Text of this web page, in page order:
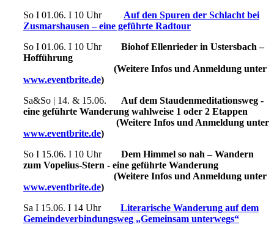
So I 01.06. I 10 Uhr Auf den Spuren der Schlacht bei
Zusmarshausen – eine geführte Radtour
So I 01.06. I 10 Uhr Biohof Ellenrieder in Ustersbach –
Hofführung
(Weitere Infos und Anmeldung unter
www.eventbrite.de)
Sa&So | 14. & 15.06. Auf dem Staudenmeditationsweg -
eine geführte Wanderung wahlweise 1 oder 2 Etappen
(Weitere Infos und Anmeldung unter
www.eventbrite.de)
So I 15.06. I 10 Uhr Dem Himmel so nah – Wandern
zum Vopelius-Stern - eine geführte Wanderung
(Weitere Infos und Anmeldung unter
www.eventbrite.de)
Sa I 15.06. I 14 Uhr Literarische Wanderung auf dem
Gemeindeverbindungsweg „Gemeinsam unterwegs“